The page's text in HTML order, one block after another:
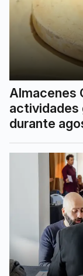
Almacenes
actividades
durante